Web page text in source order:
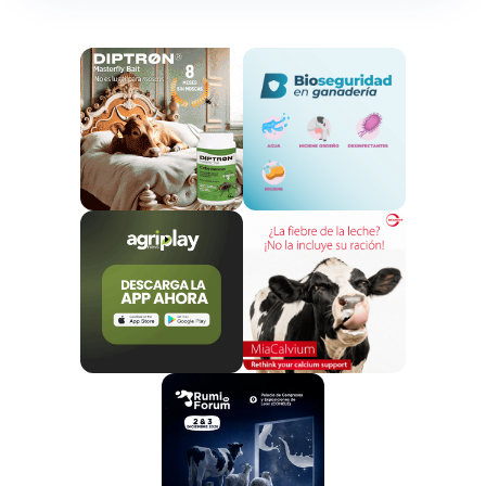
Universidad de Bahir Dar, la Universidad de Injibara y el
International Livestock Research Institute (ILRI), en
Etiopía. Para ello, utilizaroncinco vacas lecheras
cruzadas en mitad de la lactación, sometidas a
cinco tratamientos alimenticios diferentes mediante
un diseño experimental en cuadrado latino, en el que
el heno de pasto natural fue sustituido de forma
progresiva por heno de pasto Napier.
Más producción con un forraje de
mayor calidad
El pasto Napier es una gramínea tropical
ampliamente utilizada en numerosos países por su
elevada producción de biomasa, mayor
contenido proteico y buena adaptación a
condiciones climáticas adversas